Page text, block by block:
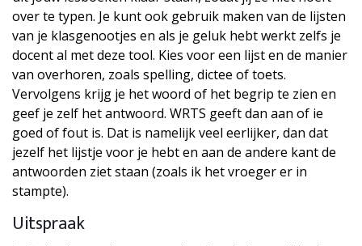
over te typen. Je kunt ook gebruik maken van de lijsten
van je klasgenootjes en als je geluk hebt werkt zelfs je
docent al met deze tool. Kies voor een lijst en de manier
van overhoren, zoals spelling, dictee of toets.
Vervolgens krijg je het woord of het begrip te zien en
geef je zelf het antwoord. WRTS geeft dan aan of ie
goed of fout is. Dat is namelijk veel eerlijker, dan dat
jezelf het lijstje voor je hebt en aan de andere kant de
antwoorden ziet staan (zoals ik het vroeger er in
stampte).
Uitspraak